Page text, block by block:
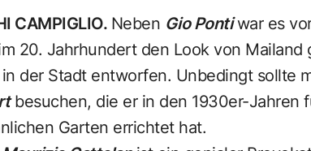
CAMPIGLIO. Neben Gio Pontiwar es
20. Jahrhundert den Look von Mailand
der Stadt entworfen. Unbedingt sollte
besuchen, die er in den 1930er-Jahren
Garten errichtet hat.